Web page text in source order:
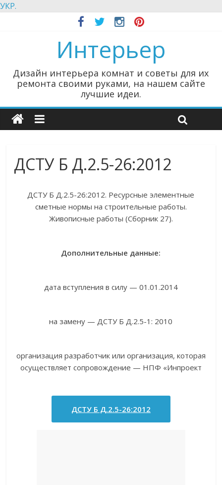
УКР.
Интерьер
Дизайн интерьера комнат и советы для их
ремонта своими руками, на нашем сайте
лучшие идеи.
ДСТУ Б Д.2.5-26:2012
ДСТУ Б Д.2.5-26:2012. Ресурсные элементные
сметные нормы на строительные работы.
Живописные работы (Сборник 27).
Дополнительные данные:
дата вступления в силу — 01.01.2014
на замену — ДСТУ Б Д.2.5-1: 2010
организация разработчик или организация, которая
осуществляет сопровождение — НПФ «Инпроект
ДСТУ Б Д.2.5-26:2012